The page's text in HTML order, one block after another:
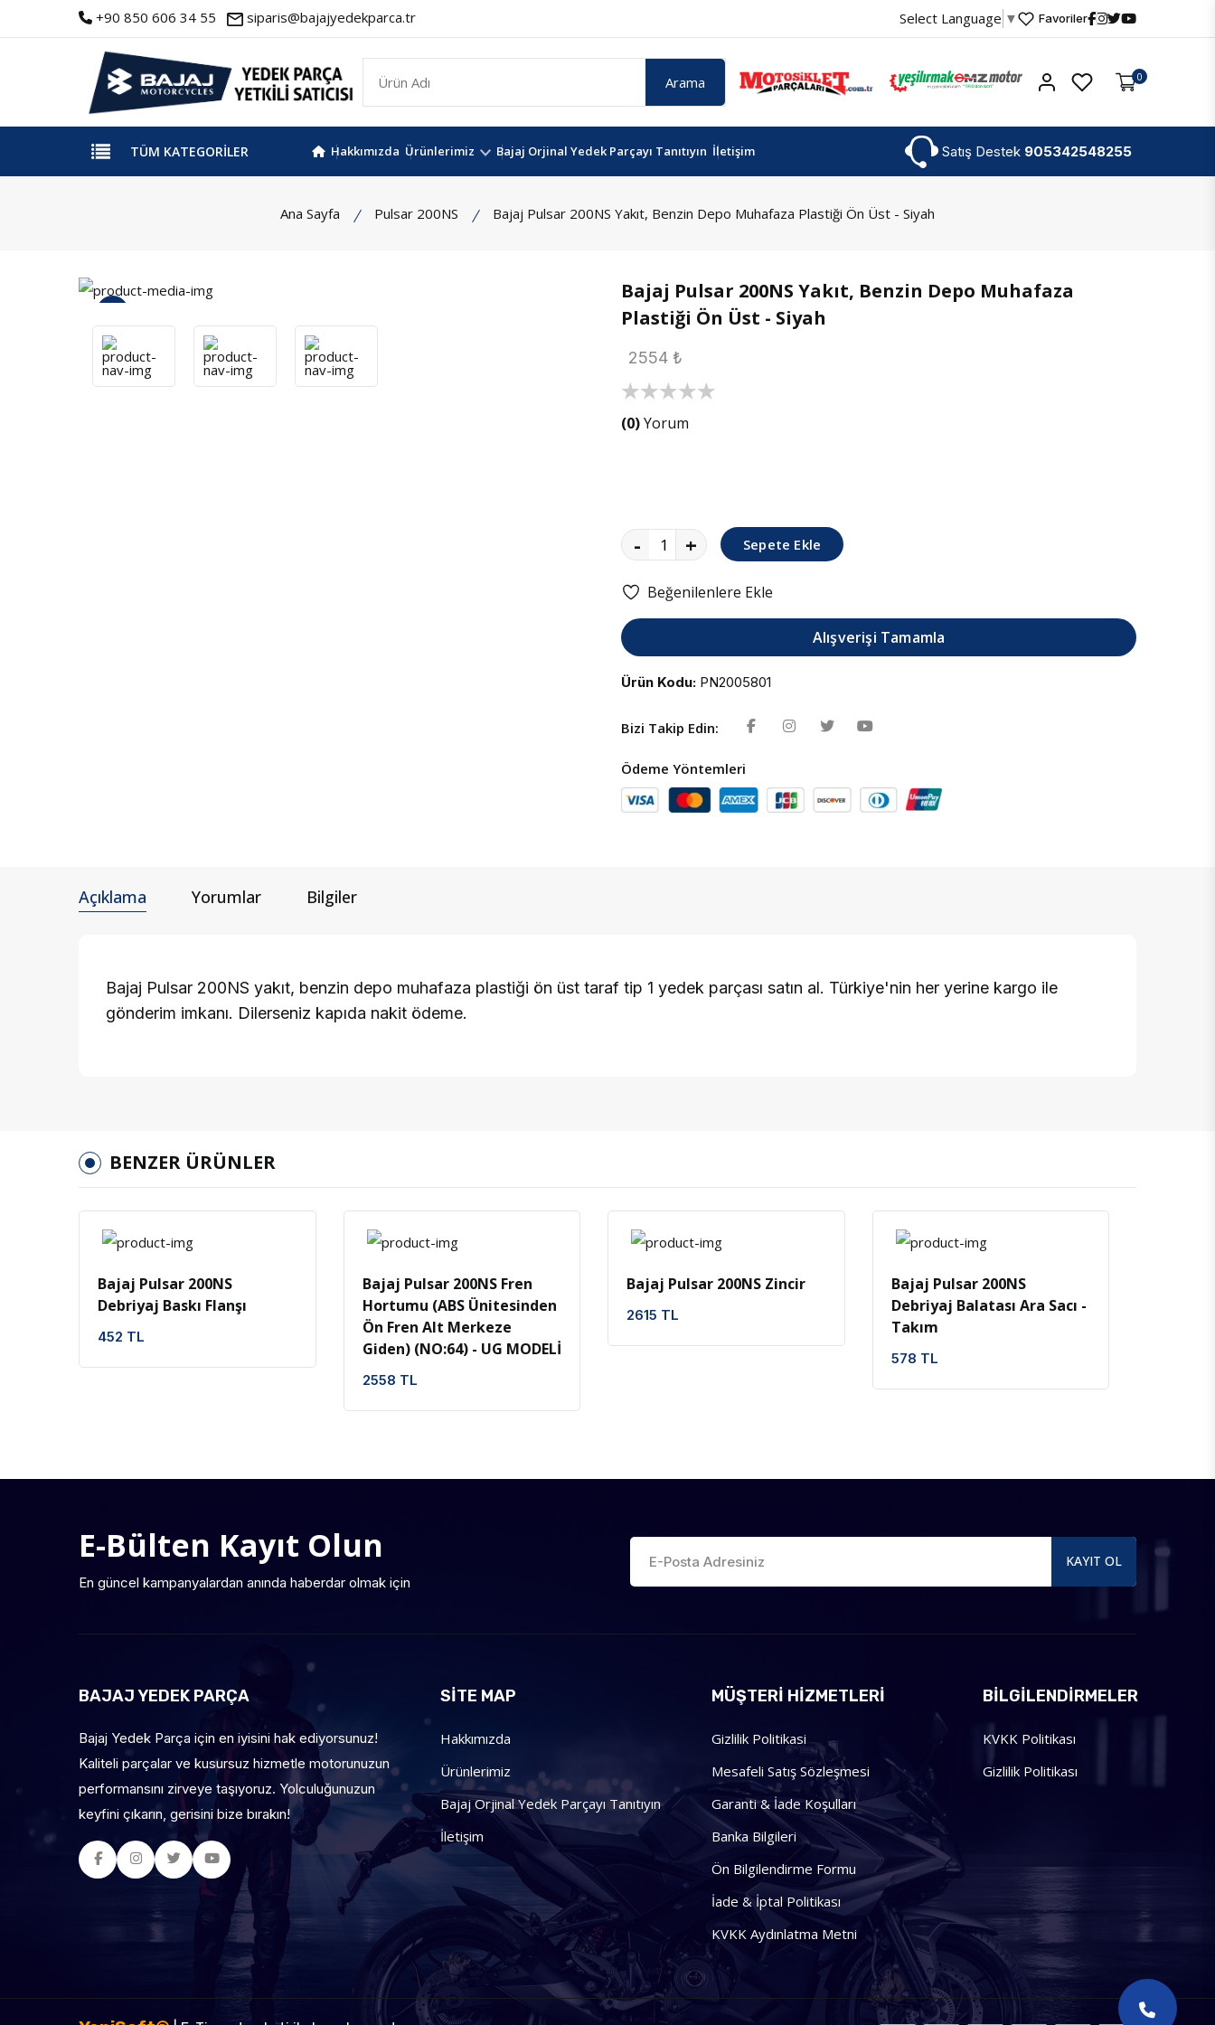
+90 850 606 34 55 siparis@bajajyedekparca.tr Select Language ▼ Favoriler
Arama Hesabım 0
TÜM KATEGORILER Hakkımızda Ürünlerimiz Bajaj Orjinal Yedek Parçayı Tanıtıyın İletişim Satış Destek 905342548255
Ana Sayfa Pulsar 200NS Bajaj Pulsar 200NS Yakıt, Benzin Depo Muhafaza Plastiği Ön Üst - Siyah
İncele
Bajaj Pulsar 200NS Yakıt, Benzin Depo Muhafaza
Plastiği Ön Üst - Siyah
2554 ₺
(0)Yorum
- + Sepete Ekle
Beğenilenlere Ekle
Alışverişi Tamamla
Ürün Kodu: PN2005801
Bizi Takip Edin:
Ödeme Yöntemleri
Açıklama Yorumlar Bilgiler
Bajaj Pulsar 200NS yakıt, benzin depo muhafaza plastiği ön üst taraf tip 1 yedek parçası satın al. Türkiye'nin her yerine kargo ile
gönderim imkanı. Dilerseniz kapıda nakit ödeme.
BENZER ÜRÜNLER
Bajaj Pulsar 200NS
Debriyaj Baskı Flanşı
452 TL
Bajaj Pulsar 200NS Fren
Hortumu (ABS Ünitesinden
Ön Fren Alt Merkeze
Giden) (NO:64) - UG MODELİ
2558 TL
Bajaj Pulsar 200NS Zincir
2615 TL
Bajaj Pulsar 200NS
Debriyaj Balatası Ara Sacı -
Takım
578 TL
E-Bülten Kayıt Olun
En güncel kampanyalardan anında haberdar olmak için
KAYIT OL
BAJAJ YEDEK PARÇA
Bajaj Yedek Parça için en iyisini hak ediyorsunuz!
Kaliteli parçalar ve kusursuz hizmetle motorunuzun
performansını zirveye taşıyoruz. Yolculuğunuzun
keyfini çıkarın, gerisini bize bırakın!
SİTE MAP
Hakkımızda
Ürünlerimiz
Bajaj Orjinal Yedek Parçayı Tanıtıyın
İletişim
MÜŞTERI HIZMETLERI
Gizlilik Politikasi
Mesafeli Satış Sözleşmesi
Garanti & İade Koşulları
Banka Bilgileri
Ön Bilgilendirme Formu
İade & İptal Politikası
KVKK Aydınlatma Metni
BILGILENDIRMELER
KVKK Politikası
Gizlilik Politikası